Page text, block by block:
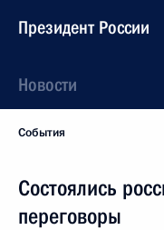
Президент России
Новости
События
Состоялись
переговоры